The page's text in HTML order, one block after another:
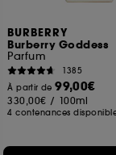
BURBERRY
Burberry Goddess
Parfum
1385
À partir de99,00€
330,00€ / 100ml
4 contenances